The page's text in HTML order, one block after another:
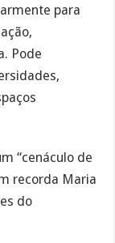
para
Pode
“cenáculo de
recorda Maria
do